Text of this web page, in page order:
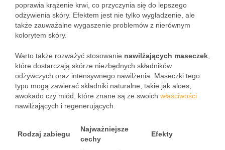
poprawia krążenie krwi, co przyczynia się do lepszego
odżywienia skóry. Efektem jest nie tylko wygładzenie, ale
także zauważalne wygaszenie problemów z nierównym
kolorytem skóry.
Warto także rozważyć stosowanie nawilżających maseczek
które dostarczają skórze niezbędnych składników
odżywczych oraz intensywnego nawilżenia. Maseczki tego
typu mogą zawierać składniki naturalne, takie jak aloes,
awokado czy miód, które znane są ze swoich właściwości
nawilżających i regenerujących.
Rodzaj zabiegu
Najważniejsze
cechy
Efekty